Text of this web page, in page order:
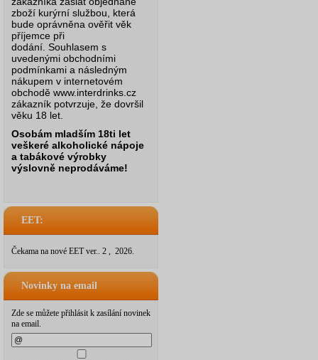
zboží kurýrní službou, která
bude oprávněna ověřit věk
příjemce při
dodání. Souhlasem s
uvedenými obchodními
podmínkami a následným
nákupem v internetovém
obchodě www.interdrinks.cz
zákazník potvrzuje, že dovršil
věku 18 let.
Osobám mladším 18ti let
veškeré alkoholické nápoje
a tabákové výrobky
výslovně neprodáváme!
EET:
Čekama na nové EET ver.. 2 , 2026.
Novinky na email
Zde se můžete přihlásit k zasílání novinek
na email.